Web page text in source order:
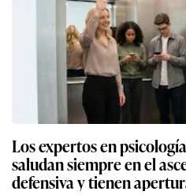
Los expertos en
saludan siempre en el
defensiva y tienen